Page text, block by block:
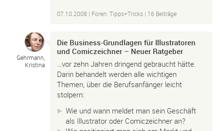
07.10.2008 | Foren: Tipps+Tricks | 16 Beiträge
Gehrmann,
Kristina
Die Business-Grundlagen für Illustratoren
und Comiczeichner – Neuer Ratgeber
…vor zehn Jahren dringend gebraucht hätte.
Darin behandelt werden alle wichtigen
Themen, über die Berufsanfänger leicht
stolpern:
Wie und wann meldet man sein Geschäft
als Illustrator oder Comiczeichner an?